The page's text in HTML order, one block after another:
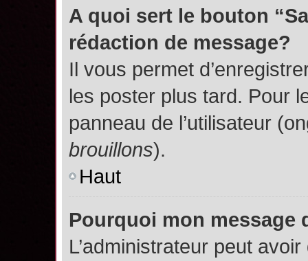
A quoi sert le bouton
rédaction de message?
Il vous permet
les poster plus tard. Pour
panneau de l’utilisateur
brouillons).
Haut
Pourquoi mon message
L’administrateur peut